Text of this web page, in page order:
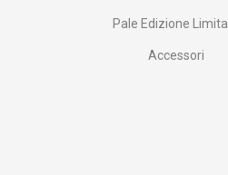
Pale Edizione
Accessori